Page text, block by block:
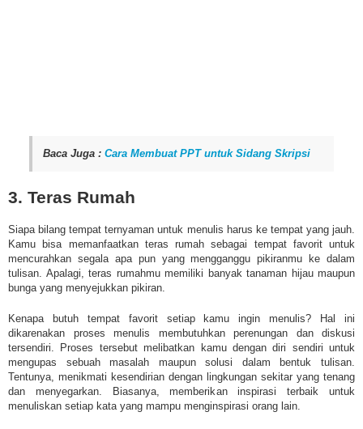
Baca Juga : Cara Membuat PPT untuk Sidang Skripsi
3. Teras Rumah
Siapa bilang tempat ternyaman untuk menulis harus ke tempat yang jauh.
Kamu bisa memanfaatkan teras rumah sebagai tempat favorit untuk
mencurahkan segala apa pun yang mengganggu pikiranmu ke dalam
tulisan. Apalagi, teras rumahmu memiliki banyak tanaman hijau maupun
bunga yang menyejukkan pikiran.
Kenapa butuh tempat favorit setiap kamu ingin menulis? Hal ini
dikarenakan proses menulis membutuhkan perenungan dan diskusi
tersendiri. Proses tersebut melibatkan kamu dengan diri sendiri untuk
mengupas sebuah masalah maupun solusi dalam bentuk tulisan.
Tentunya, menikmati kesendirian dengan lingkungan sekitar yang tenang
dan menyegarkan. Biasanya, memberikan inspirasi terbaik untuk
menuliskan setiap kata yang mampu menginspirasi orang lain.